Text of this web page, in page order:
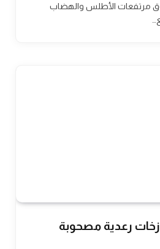
مرتفعات الأطلس والهضاب
رعدية مصحوبة